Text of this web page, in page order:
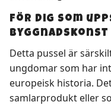
För dig som
byggnadskonst
Detta pussel är
ungdomar som har
europeisk historia.
samlarprodukt eller